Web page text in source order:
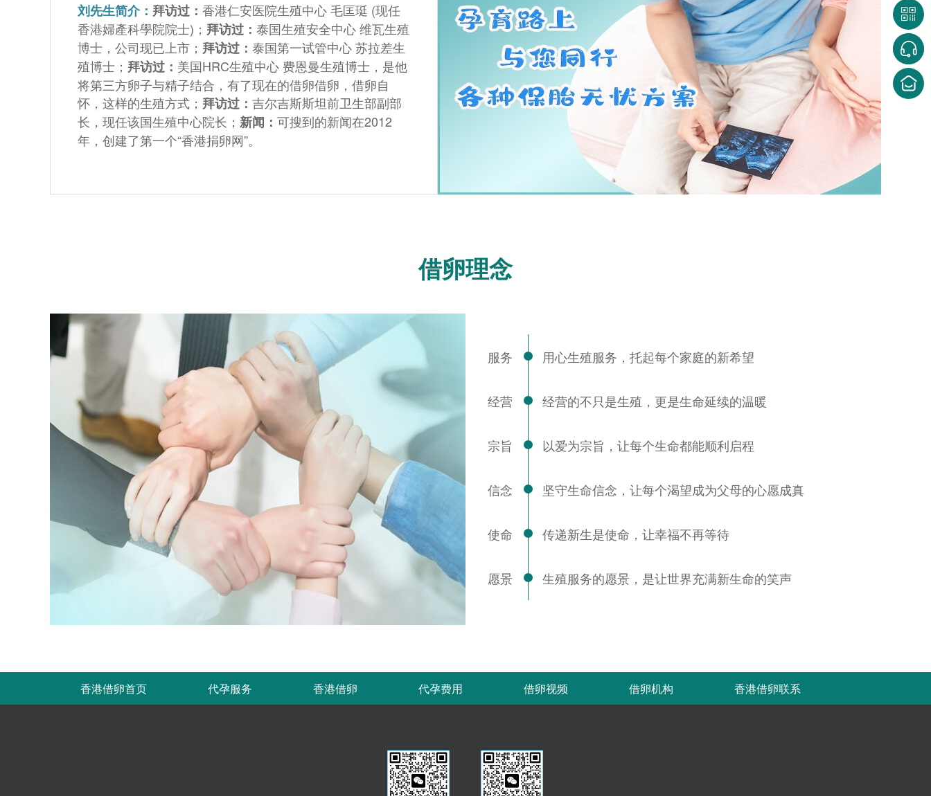
刘先生简介： 拜访过： 香港仁安医院生殖中心 毛匡珽 (现任
香港婦產科學院院士)； 拜访过： 泰国生殖安全中心 维瓦生殖
博士，公司现已上市； 拜访过： 泰国第一试管中心 苏拉差生
殖博士； 拜访过： 美国HRC生殖中心 费恩曼生殖博士，是他
将第三方卵子与精子结合，有了现在的借卵借卵，借卵自
怀，这样的生殖方式； 拜访过： 吉尔吉斯斯坦前卫生部副部
长，现任该国生殖中心院长； 新闻： 可搜到的新闻在2012
年，创建了第一个“香港捐卵网”。
借卵理念
服务 用心生殖服务，托起每个家庭的新希望
经营 经营的不只是生殖，更是生命延续的温暖
宗旨 以爱为宗旨，让每个生命都能顺利启程
信念 坚守生命信念，让每个渴望成为父母的心愿成真
使命 传递新生是使命，让幸福不再等待
愿景 生殖服务的愿景，是让世界充满新生命的笑声
香港借卵首页 代孕服务 香港借卵 代孕费用 借卵视频 借卵机构 香港借卵联系